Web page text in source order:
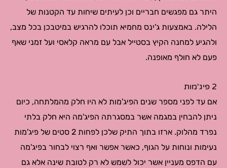
היתר גם מפגשים חבריים וכן לעיתים שיחות עד הקטנות של
הלילה. באמצעות ג'ינס מחמיא תוכלו להרגיש במיטבכן בכל מצב,
ולהגיע למחנה הקיץ בסטייל אבל עם מראה קלאסי ועל זמני שאף
פעם לא חולף מאופנה.
2 פיג'מות
אם עד לפני מספר שנים הפיג'מות לא היו חלק מהמלתחה, כיום
ניתן להבחין במגמה אשר במסגרתה הפיג'מה היא חלק בלתי
נפרד מהלוק. ארזו בתוך התיק שלכן לפחות 2 סטים של פיג'מות
נעימות ונוחות על הגוף, כאשר אפשר ואף רצוי לבחור בפיג'מה
עם הדפס מעניין אשר יכול לשמש לא רק לטובת שינה אלא גם